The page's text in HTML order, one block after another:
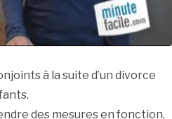
à la suite d’un divorce
des mesures en fonction,